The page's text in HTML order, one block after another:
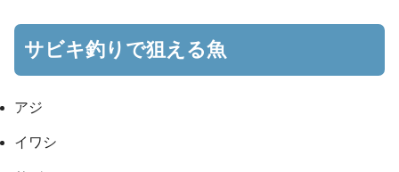
サビキ釣りで狙える魚
アジ
イワシ